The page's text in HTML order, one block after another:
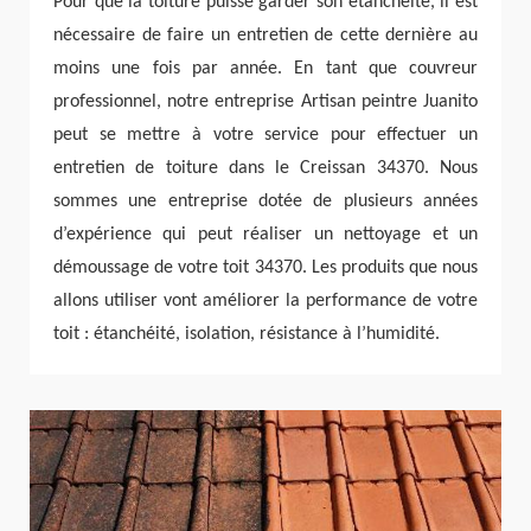
nécessaire de faire un entretien de cette dernière au
moins une fois par année. En tant que couvreur
professionnel, notre entreprise Artisan peintre Juanito
peut se mettre à votre service pour effectuer un
entretien de toiture dans le Creissan 34370. Nous
sommes une entreprise dotée de plusieurs années
d’expérience qui peut réaliser un nettoyage et un
démoussage de votre toit 34370. Les produits que nous
allons utiliser vont améliorer la performance de votre
toit : étanchéité, isolation, résistance à l’humidité.